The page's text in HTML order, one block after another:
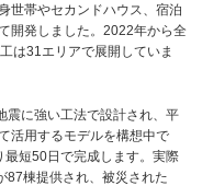
世帯やセカンドハウス、宿泊
開発しました。2022年から全
は31エリアで展開していま
震に強い工法で設計され、平
活用するモデルを構想中で
短50日で完成します。実際
87棟提供され、被災された